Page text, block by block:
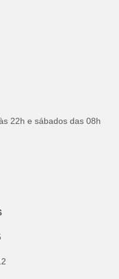
22h e sábados das 08h